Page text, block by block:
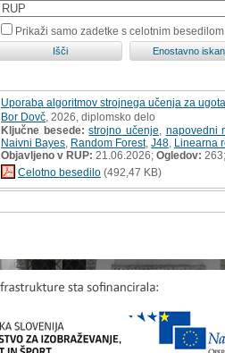
Prikaži samo zadetke s celotnim besedilom
Uporaba algoritmov strojnega učenja za
Bor Dovč , 2026, diplomsko delo
Ključne besede: strojno učenje napovedni
Naivni Bayes Random Forest, J48 Linearna
Objavljeno v RUP: 21.06.2026; Ogledov: 263;
Celotno besedilo (492,47 KB)